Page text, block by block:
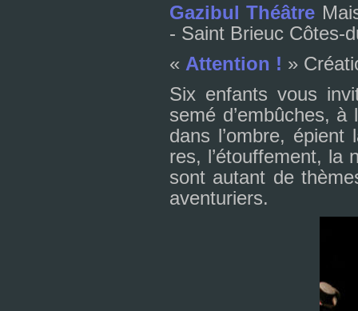
Gazibul Théâtre
- Saint Brieuc Côtes-
« Attention ! »
Six enfants vous
semé d’embû­ches, à
dans l’ombre,
res, l’étouffement, la
sont autant de
aven­tu­riers.